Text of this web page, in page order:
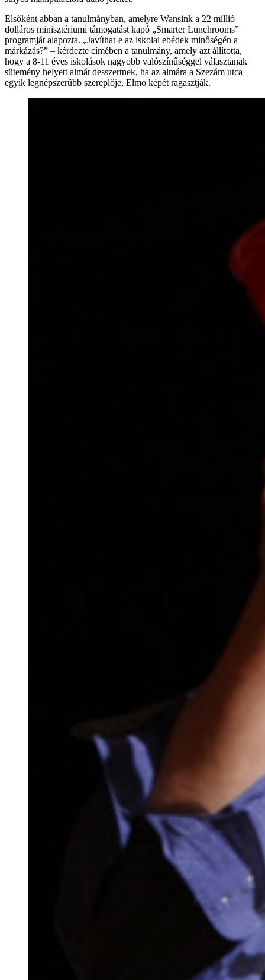
Elsőként abban a tanulmányban, amelyre Wansink a 22 millió
dolláros minisztériumi támogatást kapó „Smarter Lunchrooms”
programját alapozta. „Javíthat-e az iskolai ebédek minőségén a
márkázás?” – kérdezte címében a tanulmány, amely azt állította,
hogy a 8-11 éves iskolások nagyobb valószínűséggel választanak
sütemény helyett almát desszertnek, ha az almára a Szezám utca
egyik legnépszerűbb szereplője, Elmo képét ragasztják.